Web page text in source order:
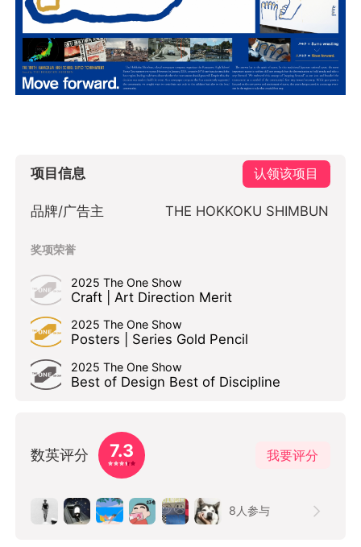
项目信息 认领该项目
品牌/广告主 THE HOKKOKU SHIMBUN
奖项荣誉
2025 The One Show
Craft | Art Direction Merit
2025 The One Show
Posters | Series Gold Pencil
2025 The One Show
Best of Design Best of Discipline
数英评分 7.3 我要评分
8 人参与